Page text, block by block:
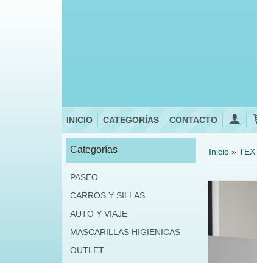
INICIO CATEGORÍAS CONTACTO
Categorías
PASEO
CARROS Y SILLAS
AUTO Y VIAJE
MASCARILLAS HIGIENICAS
OUTLET
Inicio»